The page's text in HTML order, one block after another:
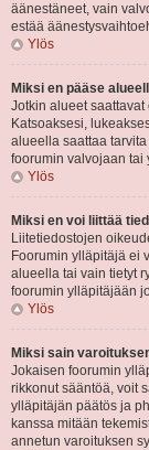
äänestäneet, vain
estää
Ylös
Miksi en pääse
Jotkin alueet
Katsoaksesi,
alueella saattaa
foorumin valvojaan tai
Ylös
Miksi en voi liittää
Liitetiedostojen
Foorumin ylläpitäjä ei
alueella tai vain tietyt
foorumin ylläpitäjään
Ylös
Miksi sain
Jokaisen foorumin
rikkonut sääntöä, voit
ylläpitäjän päätös ja
kanssa mitään
annetun varoituksen